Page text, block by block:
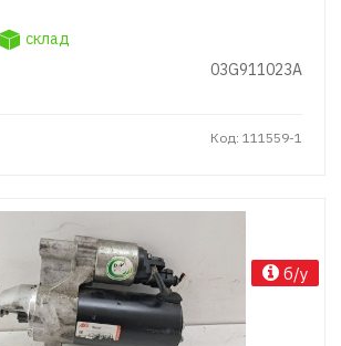
склад
03G911023A
Код: 111559-1
б/у